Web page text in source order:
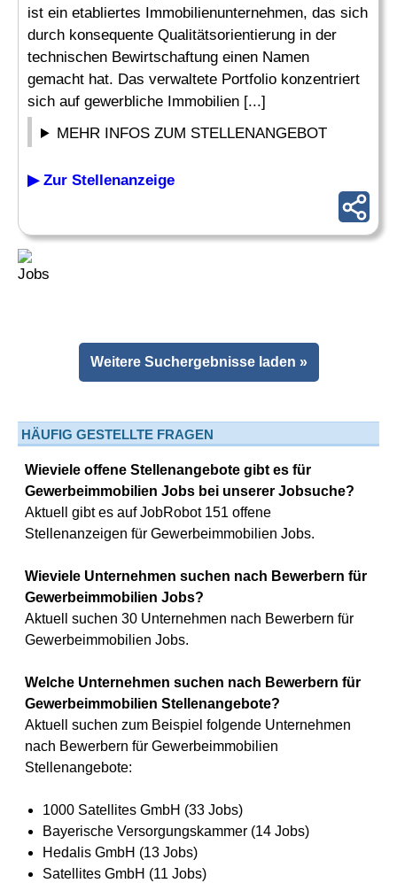
ist ein etabliertes Immobilienunternehmen, das sich
durch konsequente Qualitätsorientierung in der
technischen Bewirtschaftung einen Namen
gemacht hat. Das verwaltete Portfolio konzentriert
sich auf gewerbliche Immobilien [...]
MEHR INFOS ZUM STELLENANGEBOT
▶ Zur Stellenanzeige
Weitere Suchergebnisse laden »
HÄUFIG GESTELLTE FRAGEN
Wieviele offene Stellenangebote gibt es für
Gewerbeimmobilien Jobs bei unserer Jobsuche?
Aktuell gibt es auf JobRobot 151 offene
Stellenanzeigen für Gewerbeimmobilien Jobs.
Wieviele Unternehmen suchen nach Bewerbern für
Gewerbeimmobilien Jobs?
Aktuell suchen 30 Unternehmen nach Bewerbern für
Gewerbeimmobilien Jobs.
Welche Unternehmen suchen nach Bewerbern für
Gewerbeimmobilien Stellenangebote?
Aktuell suchen zum Beispiel folgende Unternehmen
nach Bewerbern für Gewerbeimmobilien
Stellenangebote:
1000 Satellites GmbH (33 Jobs)
Bayerische Versorgungskammer (14 Jobs)
Hedalis GmbH (13 Jobs)
Satellites GmbH (11 Jobs)